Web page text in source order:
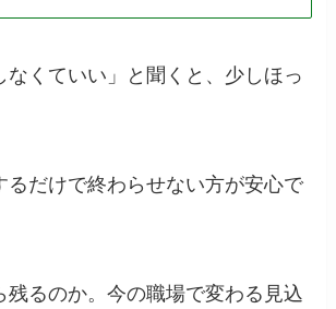
なくていい」と聞くと、少しほっ
るだけで終わらせない方が安心で
残るのか。今の職場で変わる見込